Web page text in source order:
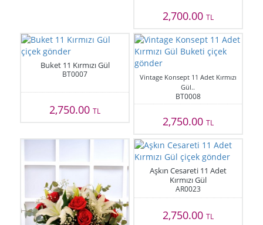
2,700.00 TL
Buket 11 Kırmızı Gül
BT0007
2,750.00TL
Vintage Konsept 11 Adet Kırmızı
Gül..
BT0008
2,750.00 TL
Aşkın Cesareti 11 Adet
Kırmızı Gül
AR0023
2,750.00 TL